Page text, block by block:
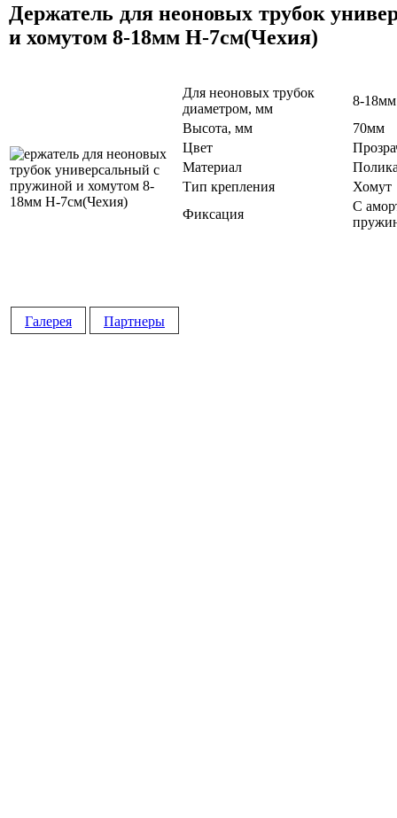
Держатель для неоновых трубок
и хомутом 8-18мм Н-7см(Чехия)
Для неоновых трубок
диаметром, мм
8-18мм
Высота, мм
70мм
Цвет
Материал
Тип крепления
Хомут
Фиксация
С
Галерея Партнеры